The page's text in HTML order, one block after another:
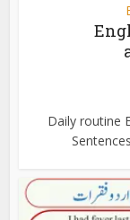
Daily routine